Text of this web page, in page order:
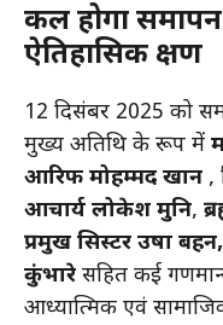
कल होगा
ऐतिहासिक क्षण
12 दिसंबर 2025 को
मुख्य अतिथि के रूप में
आरिफ मोहम्मद खान ,
आचार्य लोकेश मुनि,
प्रमुख सिस्टर उषा बहन,
कुंभारे सहित कई
आध्यात्मिक एवं